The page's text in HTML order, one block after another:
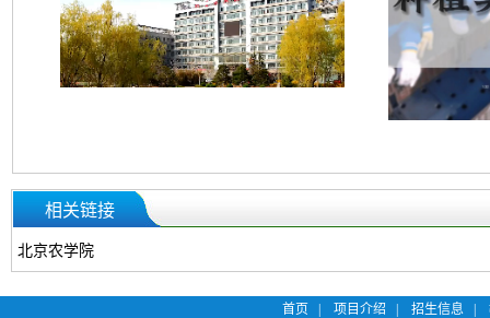
相关链接
北京农学院
首页 | 项目介绍 | 招生信息 |